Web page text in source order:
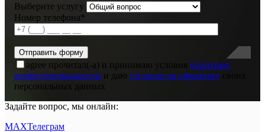
Выберите услугу
Номер телефона*
agree прочитал(-а) и принимаю условия политики
конфиденциальности и даю согласие на обработку
персональных данных
Задайте вопрос, мы онлайн:
MAXТелеграм